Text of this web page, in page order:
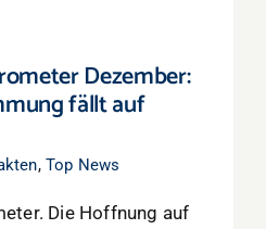
Dezember:
fällt auf
,Top News
Die Hoffnung auf